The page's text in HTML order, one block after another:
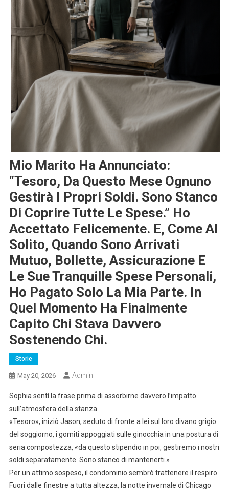
Mio Marito Ha Annunciato:
“Tesoro, Da Questo Mese Ognuno
Gestirà I Propri Soldi. Sono Stanco
Di Coprire Tutte Le Spese.” Ho
Accettato Felicemente. E, Come Al
Solito, Quando Sono Arrivati
Mutuo, Bollette, Assicurazione E
Le Sue Tranquille Spese Personali,
Ho Pagato Solo La Mia Parte. In
Quel Momento Ha Finalmente
Capito Chi Stava Davvero
Sostenendo Chi.
Storie
May 20, 2026 Admin
Sophia sentì la frase prima di assorbirne davvero l’impatto
sull’atmosfera della stanza.
«Tesoro», iniziò Jason, seduto di fronte a lei sul loro divano grigio
del soggiorno, i gomiti appoggiati sulle ginocchia in una postura di
seria compostezza, «da questo stipendio in poi, gestiremo i nostri
soldi separatamente. Sono stanco di mantenerti.»
Per un attimo sospeso, il condominio sembrò trattenere il respiro.
Fuori dalle finestre a tutta altezza, la notte invernale di Chicago